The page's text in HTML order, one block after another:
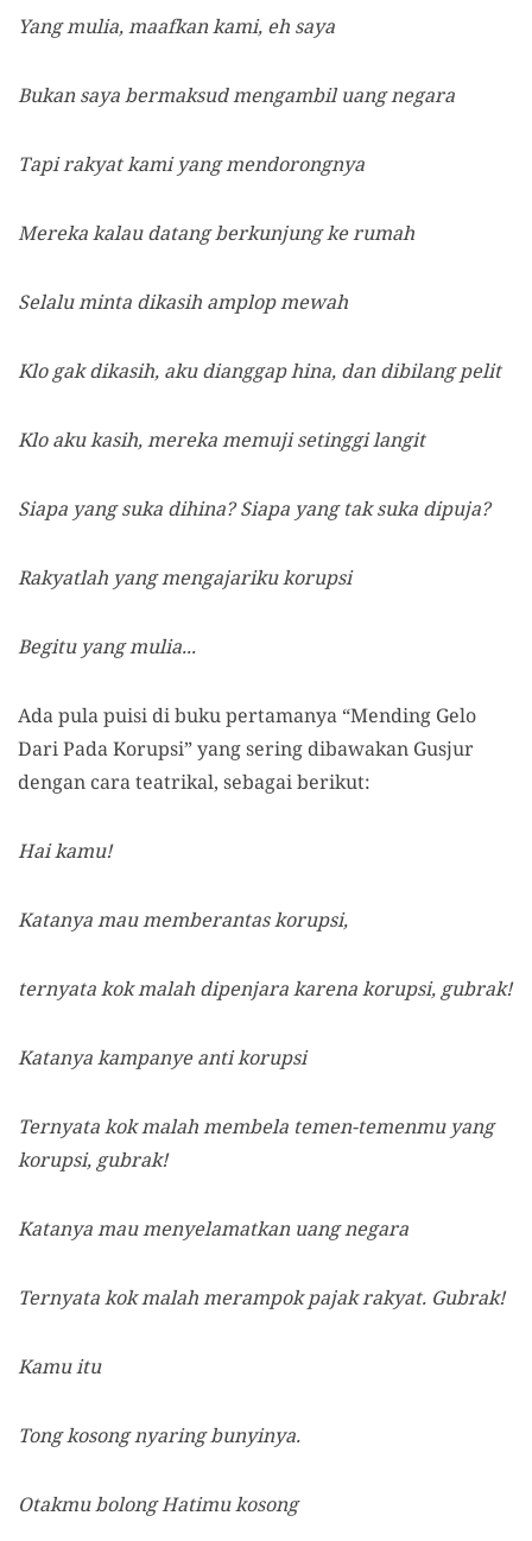
Yang mulia, maafkan kami, eh saya
Bukan saya bermaksud mengambil uang negara
Tapi rakyat kami yang mendorongnya
Mereka kalau datang berkunjung ke rumah
Selalu minta dikasih amplop mewah
Klo gak dikasih, aku dianggap hina, dan dibilang pelit
Klo aku kasih, mereka memuji setinggi langit
Siapa yang suka dihina? Siapa yang tak suka dipuja?
Rakyatlah yang mengajariku korupsi
Begitu yang mulia...
Ada pula puisi di buku pertamanya “Mending Gelo
Dari Pada Korupsi” yang sering dibawakan Gusjur
dengan cara teatrikal, sebagai berikut:
Hai kamu!
Katanya mau memberantas korupsi,
ternyata kok malah dipenjara karena korupsi, gubrak!
Katanya kampanye anti korupsi
Ternyata kok malah membela temen-temenmu yang
korupsi, gubrak!
Katanya mau menyelamatkan uang negara
Ternyata kok malah merampok pajak rakyat. Gubrak!
Kamu itu
Tong kosong nyaring bunyinya.
Otakmu bolong Hatimu kosong